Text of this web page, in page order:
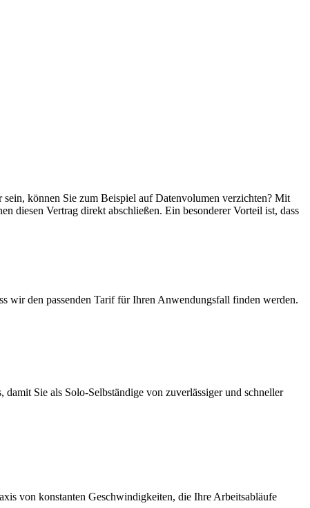
können Sie zum Beispiel auf Datenvolumen verzichten? Mit
diesen Vertrag direkt abschließen. Ein besonderer Vorteil ist, dass
wir den passenden Tarif für Ihren Anwendungsfall finden werden.
Sie als Solo-Selbständige von zuverlässiger und schneller
von konstanten Geschwindigkeiten, die Ihre Arbeitsabläufe